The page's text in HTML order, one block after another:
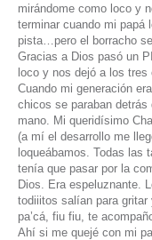
mirándome como loco y
terminar cuando mi papá
pista…pero el borracho
Gracias a Dios pasó un
loco y nos dejó a los tres
Cuando mi generación
chicos se paraban
mano. Mi queridísimo
(a mí el desarrollo me
loqueábamos. Todas las
tenía que pasar por la
Dios. Era espeluznante.
todiiitos salían para gritar
pa’cá, fiu fiu, te
Ahí si me quejé con mi